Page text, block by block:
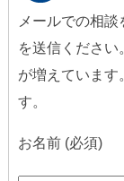
メールでの相
を送信ください
が増えています
す。
お名前 (必須)